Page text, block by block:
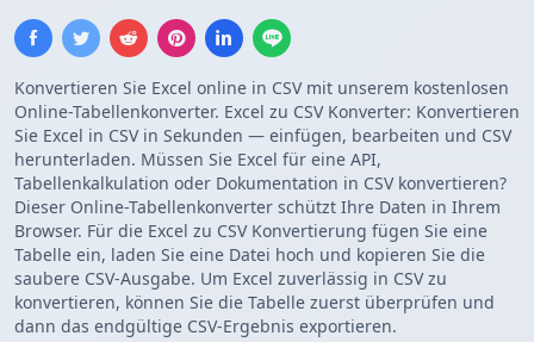
Konvertieren Sie Excel online in CSV mit unserem kostenlosen
Online-Tabellenkonverter. Excel zu CSV Konverter: Konvertieren
Sie Excel in CSV in Sekunden — einfügen, bearbeiten und CSV
herunterladen. Müssen Sie Excel für eine API,
Tabellenkalkulation oder Dokumentation in CSV konvertieren?
Dieser Online-Tabellenkonverter schützt Ihre Daten in Ihrem
Browser. Für die Excel zu CSV Konvertierung fügen Sie eine
Tabelle ein, laden Sie eine Datei hoch und kopieren Sie die
saubere CSV-Ausgabe. Um Excel zuverlässig in CSV zu
konvertieren, können Sie die Tabelle zuerst überprüfen und
dann das endgültige CSV-Ergebnis exportieren.